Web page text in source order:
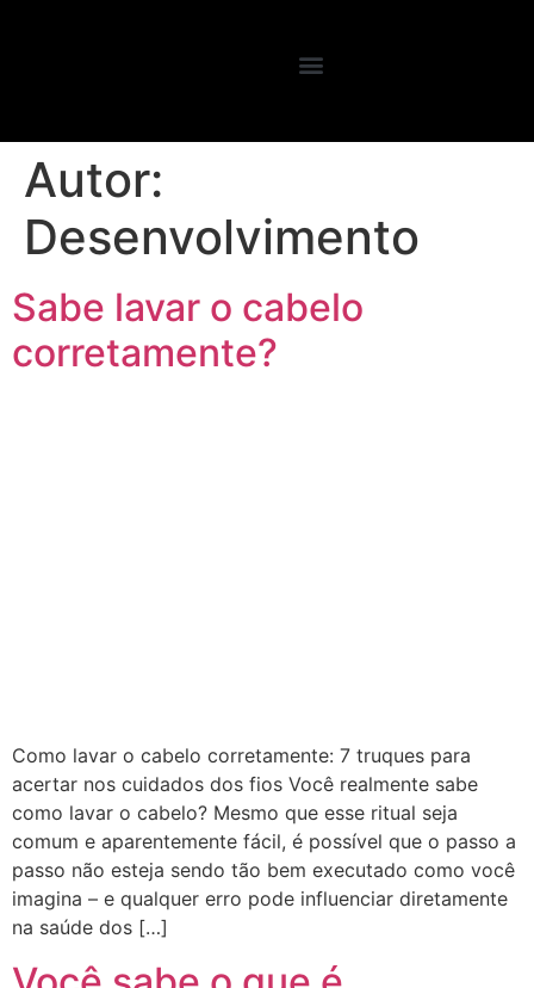
Autor:
Desenvolvimento
Sabe lavar o cabelo
corretamente?
Como lavar o cabelo corretamente: 7 truques para
acertar nos cuidados dos fios Você realmente sabe
como lavar o cabelo? Mesmo que esse ritual seja
comum e aparentemente fácil, é possível que o passo a
passo não esteja sendo tão bem executado como você
imagina – e qualquer erro pode influenciar diretamente
na saúde dos […]